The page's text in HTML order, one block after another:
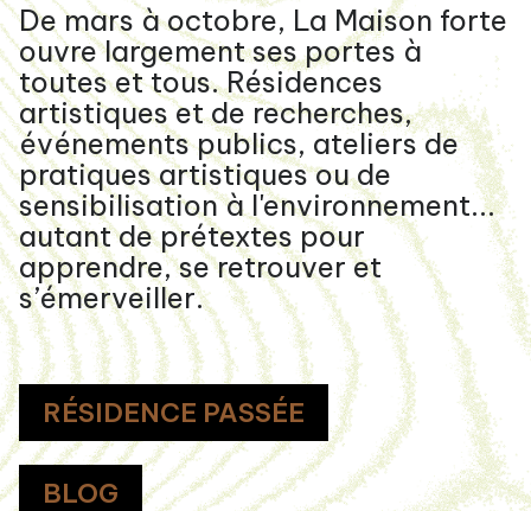
De mars à octobre, La Maison forte
ouvre largement ses portes à
toutes et tous. Résidences
artistiques et de recherches,
événements publics, ateliers de
pratiques artistiques ou de
sensibilisation à l'environnement...
autant de prétextes pour
apprendre, se retrouver et
s’émerveiller.
RÉSIDENCE PASSÉE
BLOG